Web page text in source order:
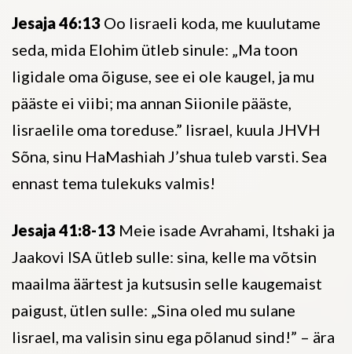
Jesaja 46:13 Oo Iisraeli koda, me kuulutame
seda, mida Elohim ütleb sinule: „Ma toon
ligidale oma õiguse, see ei ole kaugel, ja mu
pääste ei viibi; ma annan Siionile pääste,
Iisraelile oma toreduse.” Iisrael, kuula JHVH
Sõna, sinu HaMashiah J’shua tuleb varsti. Sea
ennast tema tulekuks valmis!
Jesaja 41:8-13 Meie isade Avrahami, Itshaki ja
Jaakovi ISA ütleb sulle: sina, kelle ma võtsin
maailma äärtest ja kutsusin selle kaugemaist
paigust, ütlen sulle: „Sina oled mu sulane
Iisrael, ma valisin sinu ega põlanud sind!” – ära